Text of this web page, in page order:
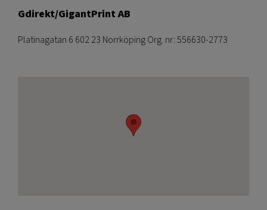
Gdirekt/GigantPrint AB
Platinagatan 6 602 23 Norrköping Org. nr: 556630-2773